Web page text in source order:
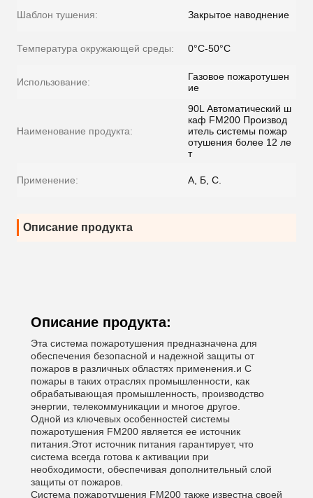
Шаблон тушения: Закрытое наводнение
Температура окружающей среды: 0°C-50°C
Использование:
Газовое пожаротушен
ие
Наименование продукта:
90L Автоматический ш
каф FM200 Производ
итель системы пожар
отушения более 12 ле
т
Применение: А, Б, С.
Описание продукта
Описание продукта:
Эта система пожаротушения предназначена для
обеспечения безопасной и надежной защиты от
пожаров в различных областях применения.и С
пожары в таких отраслях промышленности, как
обрабатывающая промышленность, производство
энергии, телекоммуникации и многое другое.
Одной из ключевых особенностей системы
пожаротушения FM200 является ее источник
питания.Этот источник питания гарантирует, что
система всегда готова к активации при
необходимости, обеспечивая дополнительный слой
защиты от пожаров.
Система пожаротушения FM200 также известна своей